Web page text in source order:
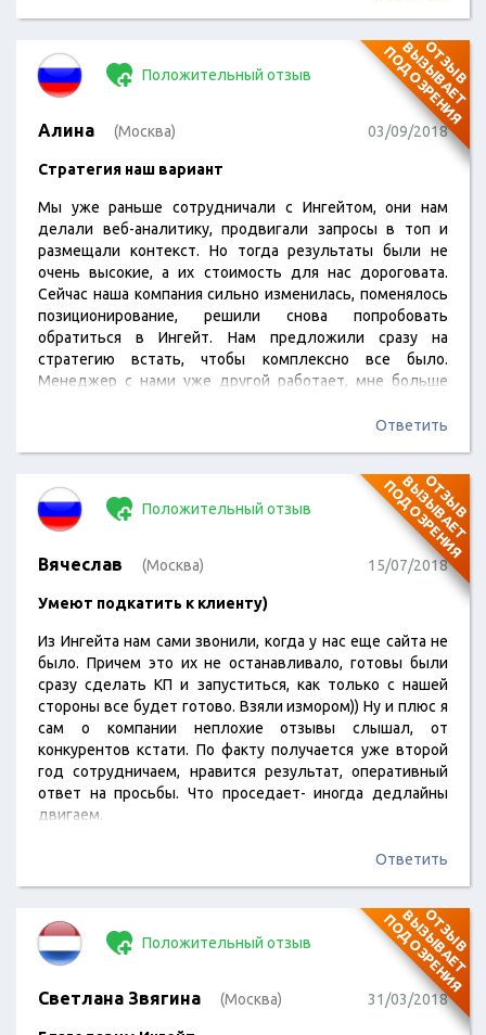
О
Т
З
Ы
В
В
Ы
З
Ы
В
А
Е
Т
П
О
Д
О
З
Р
Е
Н
И
Я
Положительный отзыв
Алина (Москва) 03/09/2018
Стратегия наш вариант
Мы уже раньше сотрудничали с Ингейтом, они нам
делали веб-аналитику, продвигали запросы в топ и
размещали контекст. Но тогда результаты были не
очень высокие, а их стоимость для нас дороговата.
Сейчас наша компания сильно изменилась, поменялось
позиционирование, решили снова попробовать
обратиться в Ингейт. Нам предложили сразу на
стратегию встать, чтобы комплексно все было.
Менеджер с нами уже другой работает, мне больше
Ответить
О
Т
З
Ы
В
В
Ы
З
Ы
В
А
Е
Т
П
О
Д
О
З
Р
Е
Н
И
Я
Положительный отзыв
Вячеслав (Москва) 15/07/2018
Умеют подкатить к клиенту)
Из Ингейта нам сами звонили, когда у нас еще сайта не
было. Причем это их не останавливало, готовы были
сразу сделать КП и запуститься, как только с нашей
стороны все будет готово. Взяли измором)) Ну и плюс я
сам о компании неплохие отзывы слышал, от
конкурентов кстати. По факту получается уже второй
год сотрудничаем, нравится результат, оперативный
ответ на просьбы. Что проседает- иногда дедлайны
двигаем.
Ответить
О
Т
З
Ы
В
В
Ы
З
Ы
В
А
Е
Т
П
О
Д
О
З
Р
Е
Н
И
Я
Положительный отзыв
Светлана Звягина (Москва) 31/03/2018